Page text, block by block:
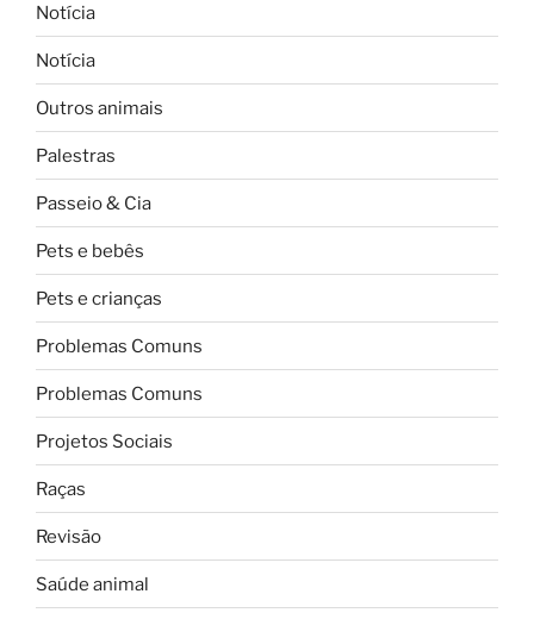
Notícia
Notícia
Outros animais
Palestras
Passeio & Cia
Pets e bebês
Pets e crianças
Problemas Comuns
Problemas Comuns
Projetos Sociais
Raças
Revisão
Saúde animal